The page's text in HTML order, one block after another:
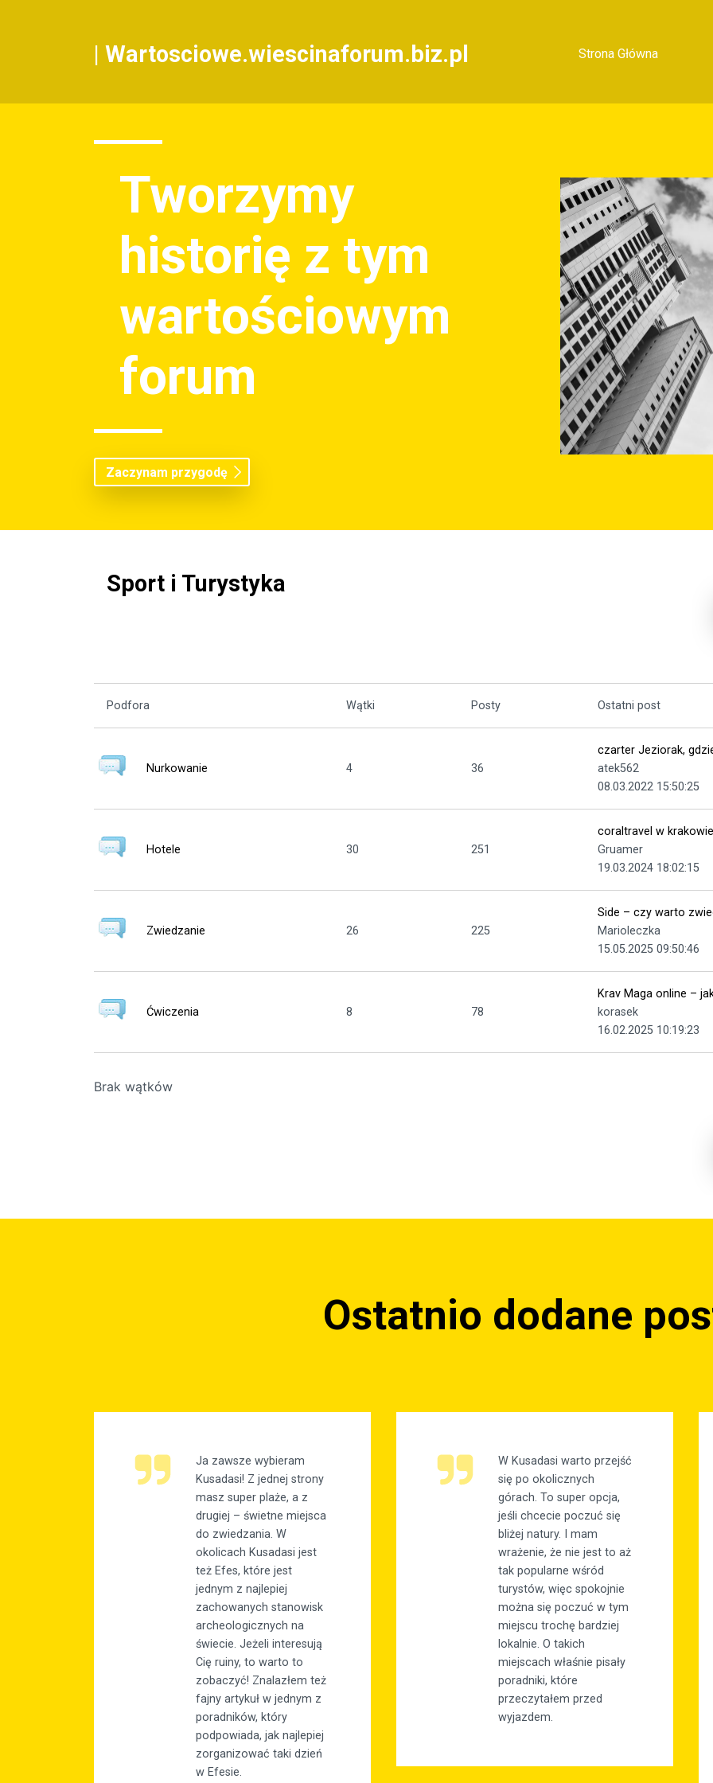
| Wartosciowe.wiescinaforum.biz.pl Strona Główna
Tworzymy
historię z tym
wartościowym
forum
Zaczynam przygodę
Sport i Turystyka
Podfora Wątki Posty Ostatni post
Nurkowanie 4 36
czarter Jeziorak,
atek562
08.03.2022 15:50:25
Hotele 30 251
coraltravel w
Gruamer
19.03.2024 18:02:15
Zwiedzanie 26 225
Side – czy warto
Marioleczka
15.05.2025 09:50:46
Ćwiczenia 8 78
Krav Maga online –
korasek
16.02.2025 10:19:23
Brak wątków
Ostatnio dodane
Ja zawsze wybieram
Kusadasi! Z jednej strony
masz super plaże, a z
drugiej – świetne miejsca
do zwiedzania. W
okolicach Kusadasi jest
też Efes, które jest
jednym z najlepiej
zachowanych stanowisk
archeologicznych na
świecie. Jeżeli interesują
Cię ruiny, to warto to
zobaczyć! Znalazłem też
fajny artykuł w jednym z
poradników, który
podpowiada, jak najlepiej
zorganizować taki dzień
w Efesie.
W Kusadasi warto przejść
się po okolicznych
górach. To super opcja,
jeśli chcecie poczuć się
bliżej natury. I mam
wrażenie, że nie jest to aż
tak popularne wśród
turystów, więc spokojnie
można się poczuć w tym
miejscu trochę bardziej
lokalnie. O takich
miejscach właśnie pisały
poradniki, które
przeczytałem przed
wyjazdem.